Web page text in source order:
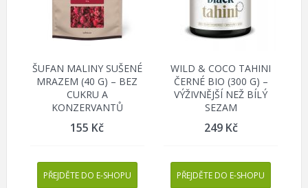
ŠUFAN MALINY SUŠENÉ
MRAZEM (40 G) – BEZ
CUKRU A
KONZERVANTŮ
155 Kč
PŘEJDĚTE DO E-SHOPU
WILD & COCO TAHINI
ČERNÉ BIO (300 G) –
VÝŽIVNĚJŠÍ NEŽ BÍLÝ
SEZAM
249 Kč
PŘEJDĚTE DO E-SHOPU